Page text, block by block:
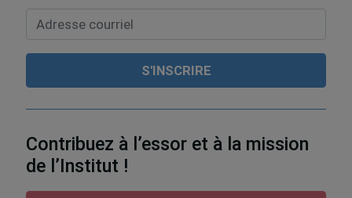
Contribuez à l’essor et à la mission
de l’Institut !